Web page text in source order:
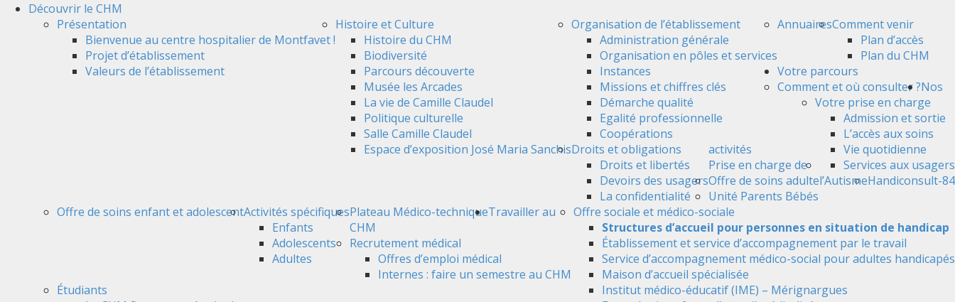
Découvrir le CHM
Présentation
Bienvenue au centre hospitalier de Montfavet !
Projet d’établissement
Valeurs de l’établissement
Histoire et Culture
Histoire du CHM
Biodiversité
Parcours découverte
Musée les Arcades
La vie de Camille Claudel
Politique culturelle
Salle Camille Claudel
Espace d’exposition José Maria Sanchis
Organisation de l’établissement
Administration générale
Organisation en pôles et services
Instances
Missions et chiffres clés
Démarche qualité
Egalité professionnelle
Coopérations
AnnuairesComment venir
Plan d’accès
Plan du CHM
Votre parcours
Comment et où consulter ?
Votre prise en charge
Admission et sortie
L’accès aux soins
Vie quotidienne
Services aux usagers
Droits et obligations
Droits et libertés
Devoirs des usagers
La confidentialité
Nos
activités
Offre de soins adulte
Handiconsult-84
Offre sociale et médico-sociale
Structures d’accueil pour personnes en situation de handicap
Établissement et service d’accompagnement par le travail
Service d’accompagnement médico-social pour adultes handicapés
Maison d’accueil spécialisée
Institut médico-éducatif (IME) – Mérignargues
Offre de soins enfant et adolescentActivités spécifiques
Enfants
Adolescents
Adultes
Plateau Médico-technique
Prise en charge de
l’Autisme
Unité Parents Bébés
Travailler au
CHM
Recrutement médical
Offres d’emploi médical
Internes : faire un semestre au CHM
Étudiants